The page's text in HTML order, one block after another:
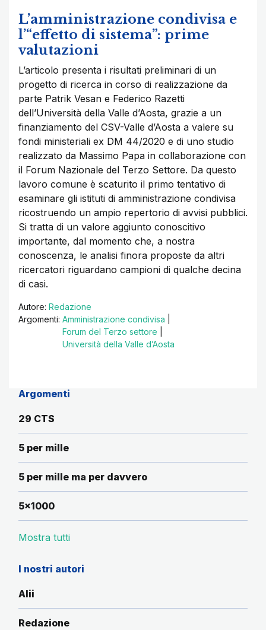
L’amministrazione condivisa e
l’“effetto di sistema”: prime
valutazioni
L’articolo presenta i risultati preliminari di un
progetto di ricerca in corso di realizzazione da
parte Patrik Vesan e Federico Razetti
dell’Università della Valle d’Aosta, grazie a un
finanziamento del CSV-Valle d’Aosta a valere su
fondi ministeriali ex DM 44/2020 e di uno studio
realizzato da Massimo Papa in collaborazione con
il Forum Nazionale del Terzo Settore. Da questo
lavoro comune è scaturito il primo tentativo di
esaminare gli istituti di amministrazione condivisa
ricostruendo un ampio repertorio di avvisi pubblici.
Si tratta di un valore aggiunto conoscitivo
importante, dal momento che, a nostra
conoscenza, le analisi finora proposte da altri
ricercatori riguardano campioni di qualche decina
di casi.
Autore: Redazione
Argomenti: Amministrazione condivisa
Forum del Terzo settore
Università della Valle d’Aosta
Argomenti
29 CTS
5 per mille
5 per mille ma per davvero
5x1000
Mostra tutti
I nostri autori
Alii
Redazione